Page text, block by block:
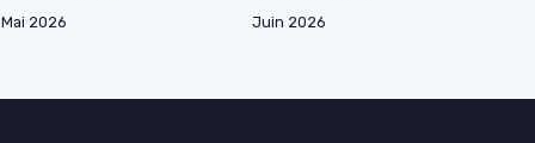
Mai 2026
Juin 2026